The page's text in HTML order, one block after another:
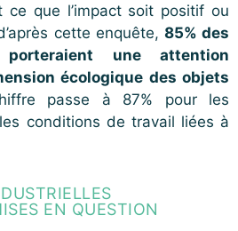
ce que l’impact soit positif ou
cette enquête, 85% des
une attention
écologique des objets
passe à 87% pour les
conditions de travail liées à
EN QUESTION